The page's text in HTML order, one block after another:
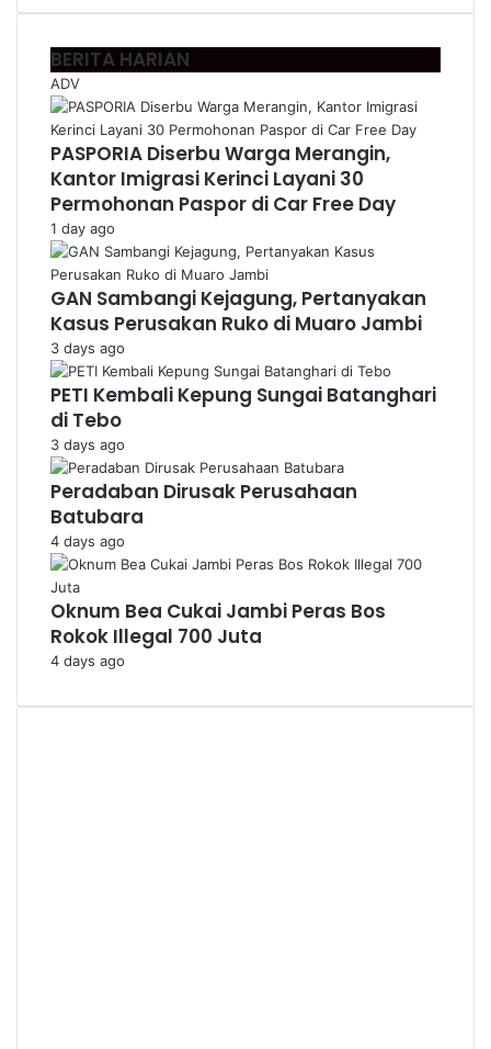
BERITA HARIAN
ADV
PASPORIA Diserbu Warga Merangin,
Kantor Imigrasi Kerinci Layani 30
Permohonan Paspor di Car Free Day
1 day ago
GAN Sambangi Kejagung, Pertanyakan
Kasus Perusakan Ruko di Muaro Jambi
3 days ago
PETI Kembali Kepung Sungai Batanghari
di Tebo
3 days ago
Peradaban Dirusak Perusahaan
Batubara
4 days ago
Oknum Bea Cukai Jambi Peras Bos
Rokok Illegal 700 Juta
4 days ago